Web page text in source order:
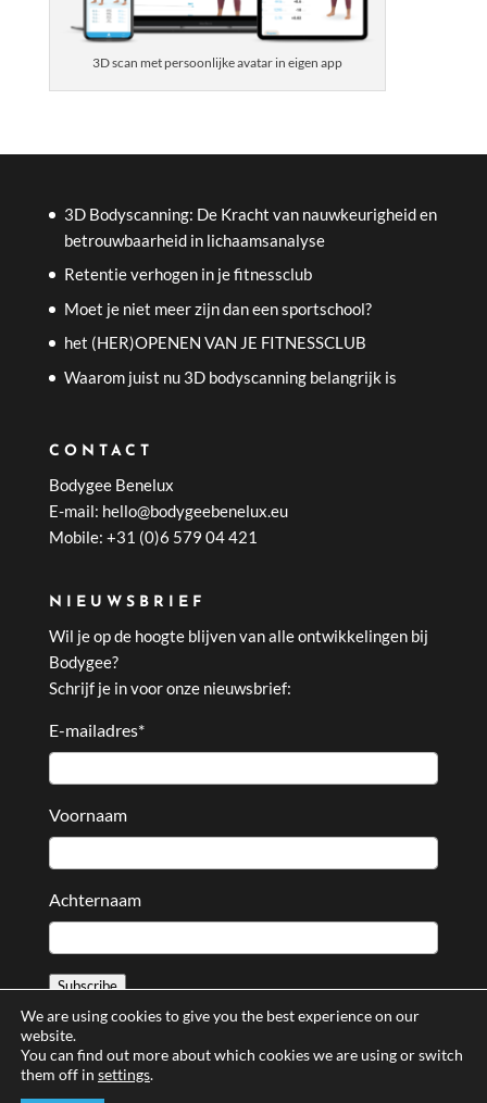
3D scan met persoonlijke avatar in eigen app
3D Bodyscanning: De Kracht van nauwkeurigheid en
betrouwbaarheid in lichaamsanalyse
Retentie verhogen in je fitnessclub
Moet je niet meer zijn dan een sportschool?
het (HER)OPENEN VAN JE FITNESSCLUB
Waarom juist nu 3D bodyscanning belangrijk is
CONTACT
Bodygee Benelux
E-mail: hello@bodygeebenelux.eu
Mobile: +31 (0)6 579 04 421
NIEUWSBRIEF
Wil je op de hoogte blijven van alle ontwikkelingen bij
Bodygee?
Schrijf je in voor onze nieuwsbrief:
E-mailadres*
Voornaam
Achternaam
Subscribe
We are using cookies to give you the best experience on our
website.
You can find out more about which cookies we are using or switch
them off in settings.